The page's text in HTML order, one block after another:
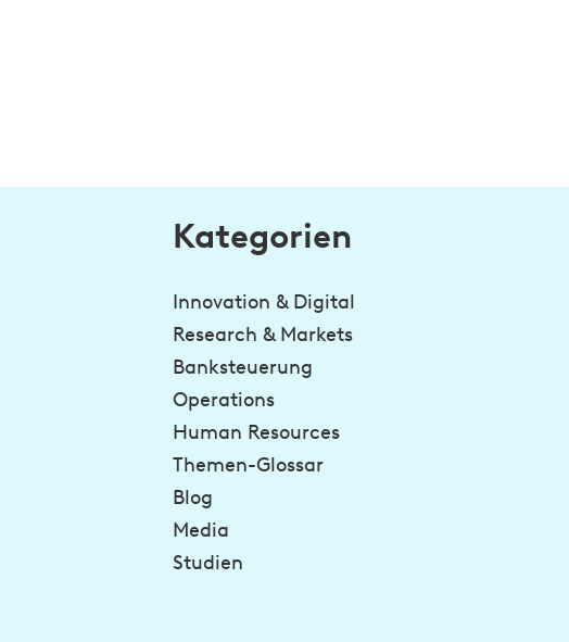
Kategorien
Innovation & Digital
Research & Markets
Banksteuerung
Operations
Human Resources
Themen-Glossar
Blog
Media
Studien